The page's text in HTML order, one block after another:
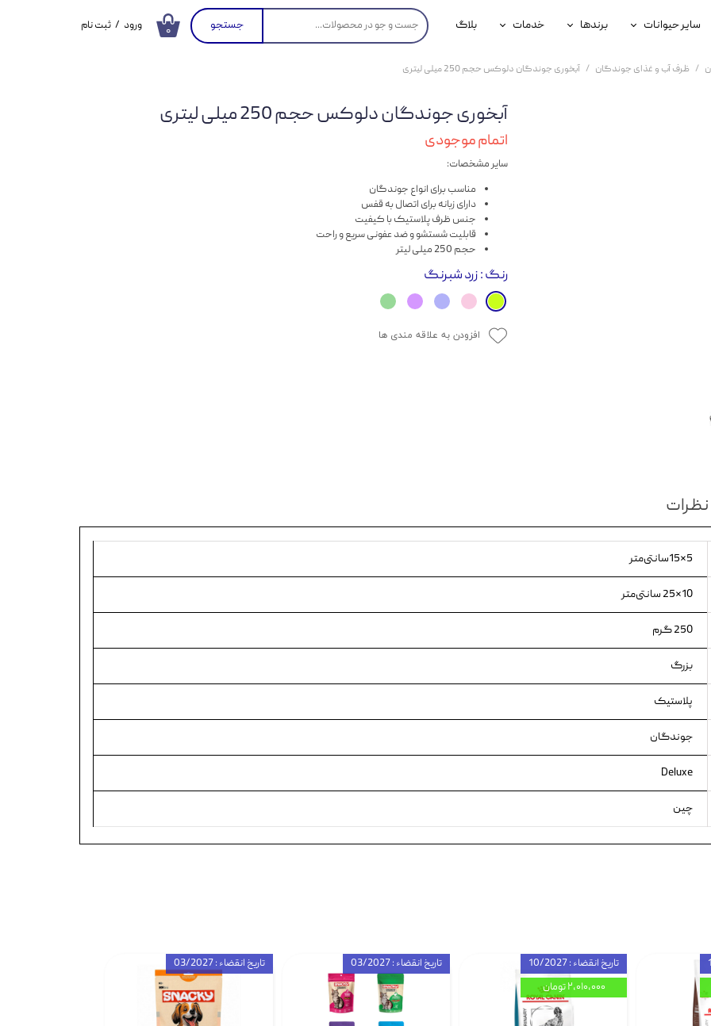
۰ جستجو
سگ
سایر حیوانات
محصولات پرندگان
برندها
جوسرا
خدمات
خدمات آنلاین دامپزشکی
بلاگ ورود / ثبت نام
ظرف آب و غذای جوندگان آبخوری جوندگان دلوکس حجم 250 میلی لیتری
آبخوری جوندگان دلوکس حجم 250 میلی لیتری
اتمام موجودی
سایر مشخصات:
مناسب برای انواع جوندگان
دارای زبانه برای اتصال به قفس
جنس ظرف پلاستیک با کیفیت
قابلیت شستشو و ضد عفونی سریع و راحت
حجم 250 میلی لیتر
رنگ: زرد شبرنگ
افزودن به علاقه مندی ها
نظرات
5×15سانتی‌متر
10×25 سانتی‌متر
250 گرم
بزرگ
پلاستیک
جوندگان
Deluxe
چین
تاریخ انقضاء : 03/2027 تاریخ انقضاء : 03/2027
تاریخ انقضاء : 10/2027
۲,۰۱۰,۰۰۰ تومان